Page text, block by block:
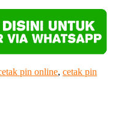
pin online, cetak pin